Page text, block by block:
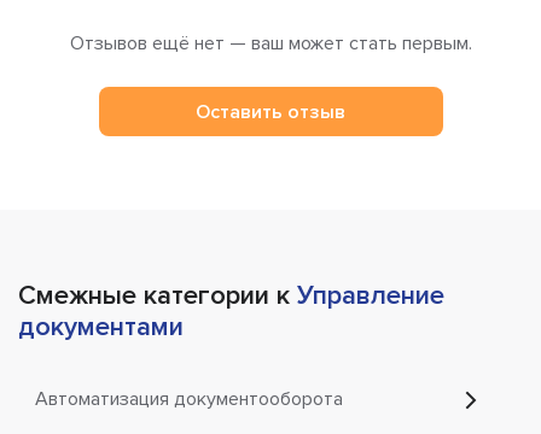
Отзывов ещё нет — ваш может стать первым.
Оставить отзыв
Смежные категории к Управление
документами
Автоматизация документооборота